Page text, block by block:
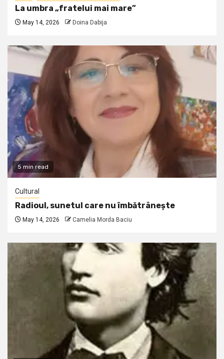
La umbra „fratelui mai mare”
May 14, 2026 Doina Dabija
5 min read
Cultural
Radioul, sunetul care nu îmbătrânește
May 14, 2026 Camelia Morda Baciu